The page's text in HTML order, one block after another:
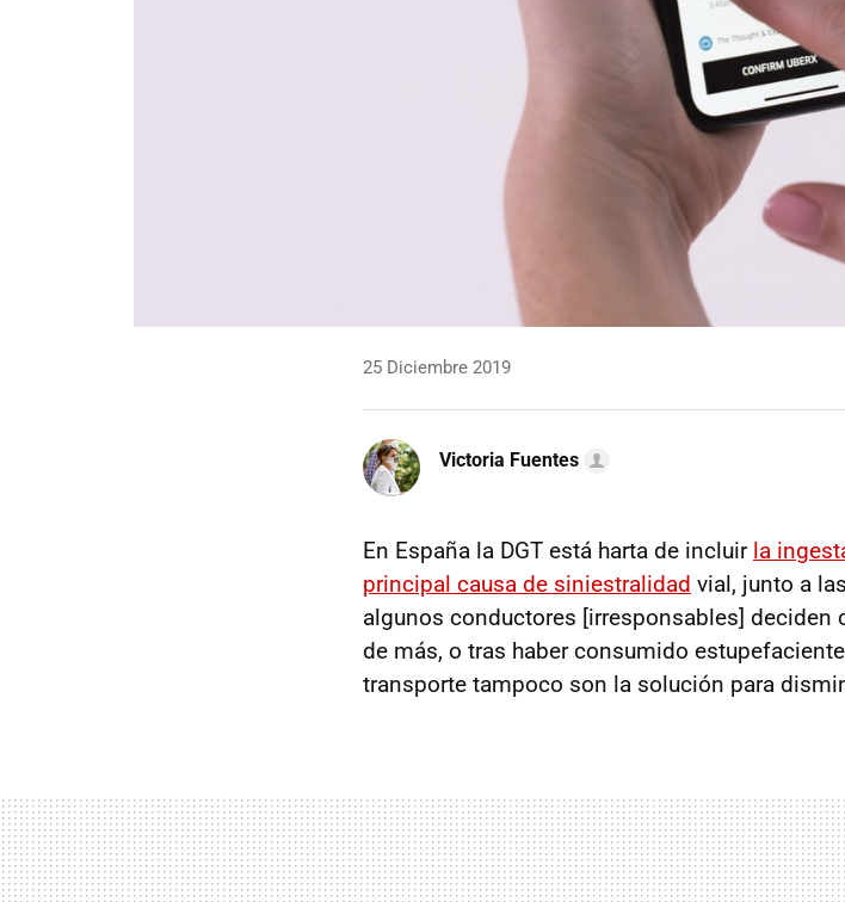
25 Diciembre 2019
Victoria Fuentes
En España la DGT está harta de incluir la
principal causa de siniestralidad vial, junto a
algunos conductores [irresponsables]
de más, o tras haber consumido
transporte tampoco son la solución para